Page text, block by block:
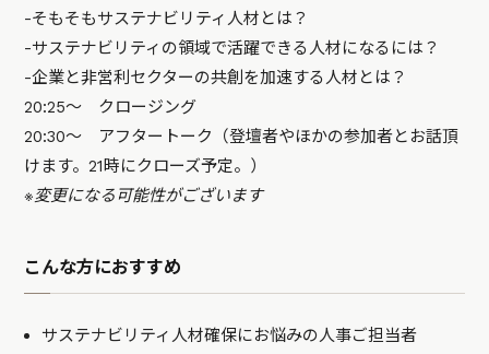
-そもそもサステナビリティ人材とは？
-サステナビリティの領域で活躍できる人材になるには？
-企業と非営利セクターの共創を加速する人材とは？
20:25～ クロージング
20:30～ アフタートーク（登壇者やほかの参加者とお話頂
けます。21時にクローズ予定。）
※変更になる可能性がございます
こんな方におすすめ
サステナビリティ人材確保にお悩みの人事ご担当者